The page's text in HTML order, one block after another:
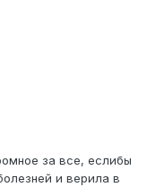
за все, еслибы
и верила в